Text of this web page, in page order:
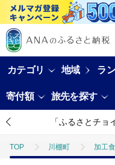
カテゴリ 地域 ラ
寄付額 旅先を探す
「ふるさとチ
TOP 川棚町 加工